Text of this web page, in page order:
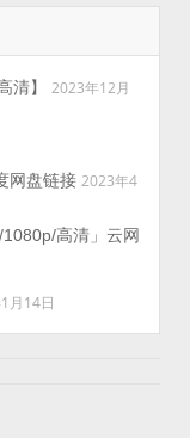
清】
2023年12月
网盘链接 2023年4
高清」云网
月14日